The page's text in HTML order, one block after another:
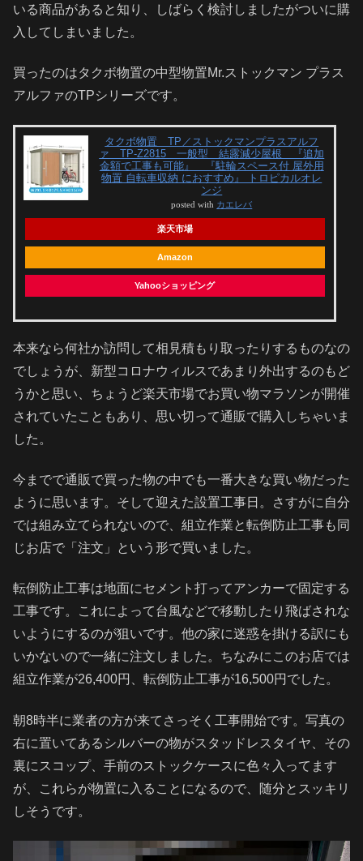
いる商品があると知り、しばらく検討しましたがついに購
入してしまいました。
買ったのはタクボ物置の中型物置Mr.ストックマン プラス
アルファのTPシリーズです。
タクボ物置 TP／ストックマンプラスアルフ
ァ TP-Z2815 一般型 結露減少屋根 『追加
金額で工事も可能』 『駐輪スペース付 屋外用
物置 自転車収納 におすすめ』 トロピカルオレ
ンジ
posted with カエレバ
楽天市場
Amazon
Yahooショッピング
本来なら何社か訪問して相見積もり取ったりするものなの
でしょうが、新型コロナウィルスであまり外出するのもど
うかと思い、ちょうど楽天市場でお買い物マラソンが開催
されていたこともあり、思い切って通販で購入しちゃいま
した。
今までで通販で買った物の中でも一番大きな買い物だった
ように思います。そして迎えた設置工事日。さすがに自分
では組み立てられないので、組立作業と転倒防止工事も同
じお店で「注文」という形で買いました。
転倒防止工事は地面にセメント打ってアンカーで固定する
工事です。これによって台風などで移動したり飛ばされな
いようにするのが狙いです。他の家に迷惑を掛ける訳にも
いかないので一緒に注文しました。ちなみにこのお店では
組立作業が26,400円、転倒防止工事が16,500円でした。
朝8時半に業者の方が来てさっそく工事開始です。写真の
右に置いてあるシルバーの物がスタッドレスタイヤ、その
裏にスコップ、手前のストックケースに色々入ってます
が、これらが物置に入ることになるので、随分とスッキリ
しそうです。